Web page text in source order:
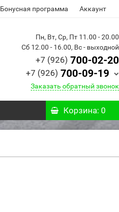
Бонусная программа Аккаунт
Пн, Вт, Ср, Пт 11.00 - 20.00
Сб 12.00 - 16.00, Вс - выходной
+7 (926) 700-02-20
+7 (926) 700-09-19
Заказать обратный звонок
Корзина: 0